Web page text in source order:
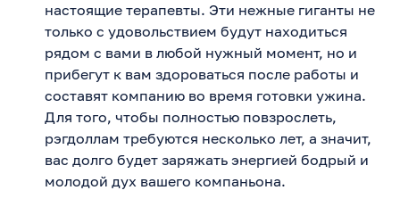
настоящие терапевты. Эти нежные гиганты не
только с удовольствием будут находиться
рядом с вами в любой нужный момент, но и
прибегут к вам здороваться после работы и
составят компанию во время готовки ужина.
Для того, чтобы полностью повзрослеть,
рэгдоллам требуются несколько лет, а значит,
вас долго будет заряжать энергией бодрый и
молодой дух вашего компаньона.